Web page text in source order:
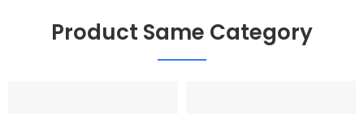
Product Same Category